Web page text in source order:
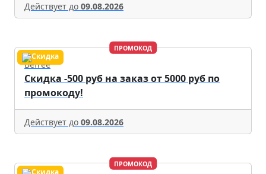
Действует до 09.08.2026
ПРОМОКОД
Befree
Скидка -500 руб на заказ от 5000 руб по
промокоду!
Действует до 09.08.2026
ПРОМОКОД